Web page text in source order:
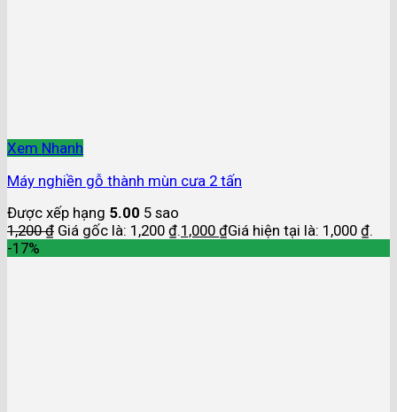
Xem Nhanh
Máy nghiền gỗ thành mùn cưa 2 tấn
Được xếp hạng 5.00 5 sao
1,200₫ Giá gốc là: 1,200 ₫.1,000 ₫Giá hiện tại là: 1,000 ₫.
-17%